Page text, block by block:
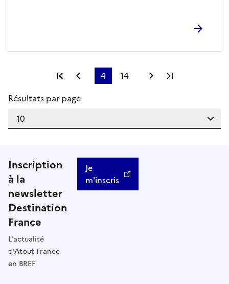
Première page
Page précédente
4 14 Page suivante
Résultats par page
Inscription
à la
newsletter
Destination
France
L'actualité
d'Atout France
en BREF
Je
m'inscris